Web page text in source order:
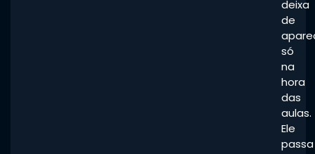
deixa
de
só
na
hora
das
aulas.
Ele
passa